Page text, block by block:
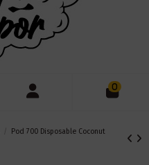
0
Pod 700 Disposable Coconut